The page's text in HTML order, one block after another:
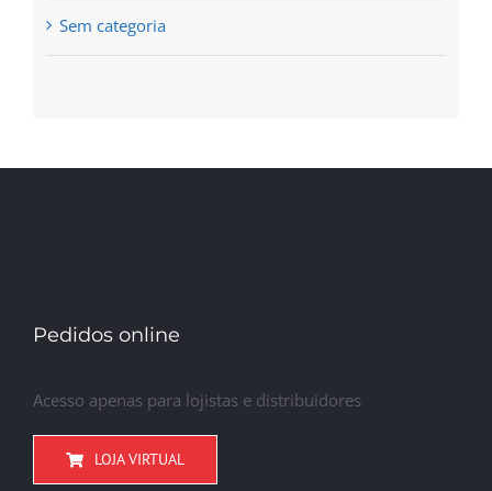
Sem categoria
Pedidos online
Acesso apenas para lojistas e distribuidores
LOJA VIRTUAL